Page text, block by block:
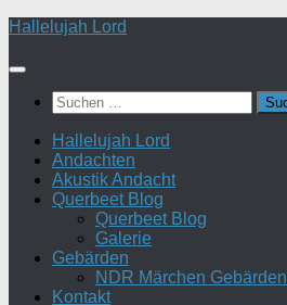
Zum
springen
Hallelujah Lord
Suchen
nach:
Hallelujah Lord
Andachten
Akustik Andacht
Querbeet Blog
Querbeet Blog
Galerie
Gebärden
NDR Märchen
Kontakt